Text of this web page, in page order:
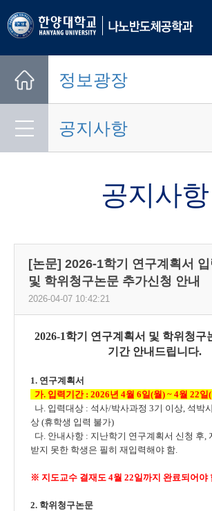
정보광장
공지사항
공지사항
[논문] 2026-1학기 연구계획서 입
및 학위청구논문 추가신청 안내
2026-04-07 10:42:21
2026-1학기 연구계획서 및 학위청구
기간 안내드립니다.
1. 연구계획서
가. 입력기간 : 2026년 4월 6일(월) ~ 4월 22일
나. 입력대상 : 석사/박사과정 3기 이상, 석박
상 (휴학생 입력 불가)
다. 안내사항 : 지난학기 연구계획서 신청 후,
받지 못한 학생은 필히 재입력해야 함.
※ 지도교수 결재도 4월 22일까지 완료되어야
2. 학위청구논문